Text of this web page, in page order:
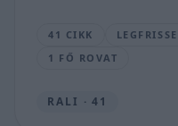
41 CIKK
1 FŐ ROVAT
RALI · 41
2026.